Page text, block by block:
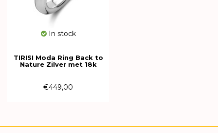
In stock
TIRISI Moda Ring Back to
Nature Zilver met 18k
€449,00